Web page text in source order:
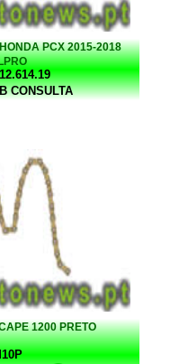
PCX 2015-2018
CONSULTA
1200 PRETO